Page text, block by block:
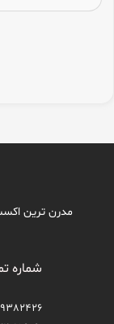
مدرن ترین
شماره